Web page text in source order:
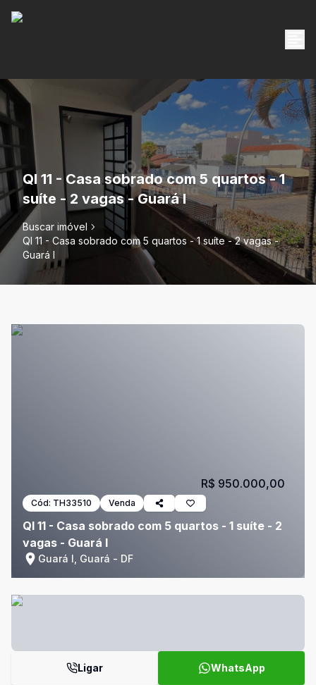
QI 11 - Casa sobrado com 5 quartos - 1
suíte - 2 vagas - Guará I
Buscar imóvel
QI 11 - Casa sobrado com 5 quartos - 1 suíte - 2 vagas -
Guará I
Cód: TH33510 Venda
QI 11 - Casa sobrado com 5 quartos - 1 suíte - 2
vagas - Guará I
Guará I, Guará - DF
R$ 950.000,00
Ligar WhatsApp